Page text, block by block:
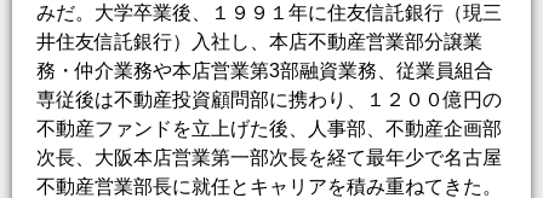
みだ。大学卒業後、１９９１年に住友信託銀行（現三
井住友信託銀行）入社し、本店不動産営業部分譲業
務・仲介業務や本店営業第3部融資業務、従業員組合
専従後は不動産投資顧問部に携わり、１２００億円の
不動産ファンドを立上げた後、人事部、不動産企画部
次長、大阪本店営業第一部次長を経て最年少で名古屋
不動産営業部長に就任とキャリアを積み重ねてきた。